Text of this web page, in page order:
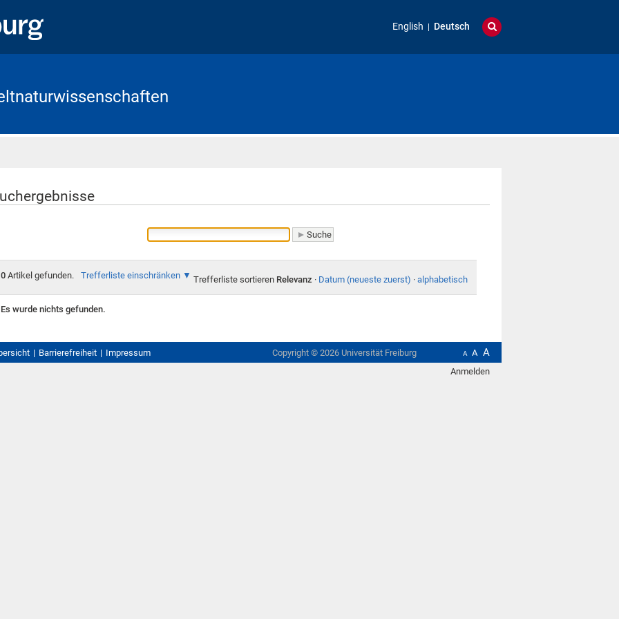
English Deutsch
0Artikel gefunden. Trefferliste einschränken Trefferliste sortieren Relevanz · Datum (neueste zuerst) · alphabetisch
Es wurde nichts gefunden.
Barrierefreiheit Impressum A A A
Copyright © 2026Universität Freiburg
Anmelden